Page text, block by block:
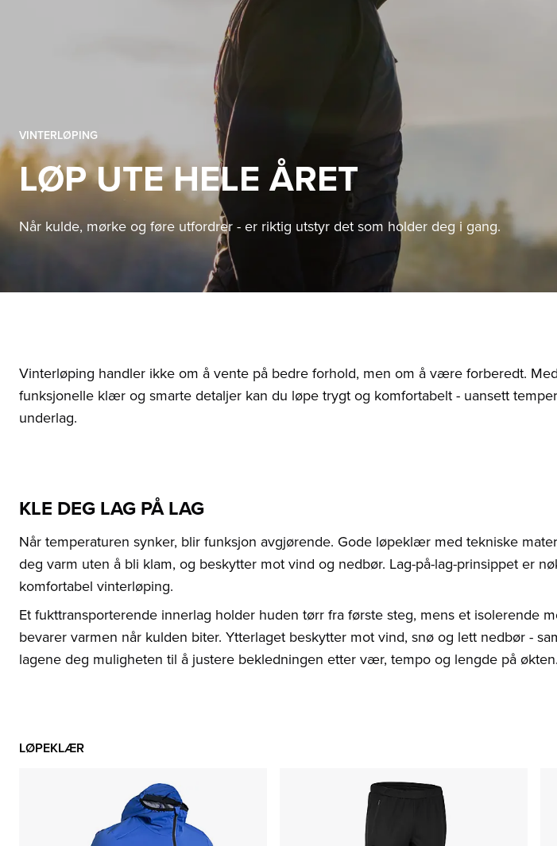
VINTERLØPING
LØP UTE HELE ÅRET
Når kulde, mørke og føre utfordrer - er riktig utstyr det som holder deg i gang.
Vinterløping handler ikke om å vente på bedre forhold, men om å være forberedt.
funksjonelle klær og smarte detaljer kan du løpe trygt og komfortabelt - uansett
underlag.
KLE DEG LAG PÅ LAG
Når temperaturen synker, blir funksjon avgjørende. Gode løpeklær med tekniske
deg varm uten å bli klam, og beskytter mot vind og nedbør. Lag-på-lag-prinsippet er
komfortabel vinterløping.
Et fukttransporterende innerlag holder huden tørr fra første steg, mens et isolerende
bevarer varmen når kulden biter. Ytterlaget beskytter mot vind, snø og lett nedbør -
lagene deg muligheten til å justere bekledningen etter vær, tempo og lengde på økten.
LØPEKLÆR